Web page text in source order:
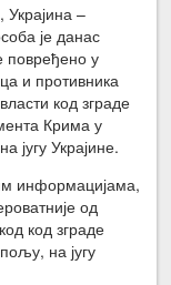
–
је данас
повређено у
и противника
код зграде
Крима у
Украјине.
информацијама,
од
код зграде
на југу